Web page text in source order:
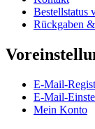
Bestellstatus
Rückgaben
E-Mail-
E-Mail-
Mein Konto